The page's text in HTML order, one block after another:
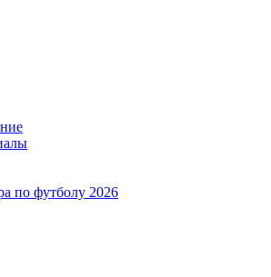
по футболу 2026